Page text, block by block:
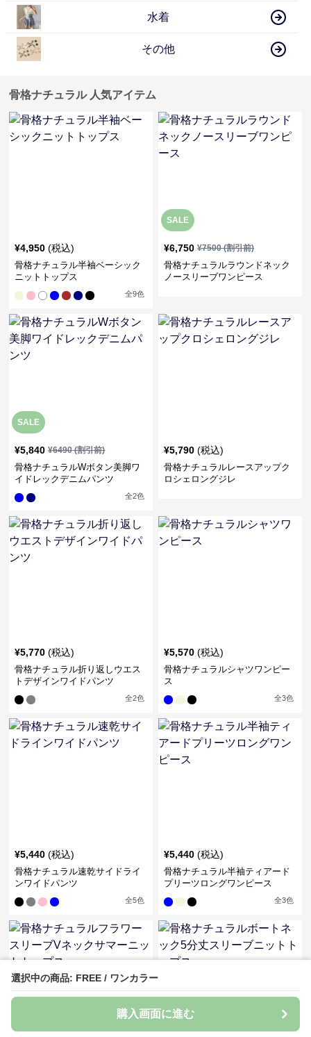
選択中の商品: FREE / ワンカラー
購入画面に進む
水着
その他
骨格ナチュラル 人気アイテム
¥4,950 (税込)
骨格ナチュラル半袖ベーシック
ニットトップス
全9色
SALE
¥6,750 ¥7500(割引前)
骨格ナチュラルラウンドネック
ノースリーブワンピース
SALE
¥5,840 ¥6490(割引前)
骨格ナチュラルWボタン美脚ワ
イドレックデニムパンツ
全2色
¥5,790 (税込)
骨格ナチュラルレースアップク
ロシェロングジレ
¥5,770 (税込)
骨格ナチュラル折り返しウエス
トデザインワイドパンツ
全2色
¥5,570 (税込)
骨格ナチュラルシャツワンピー
ス
全3色
¥5,440 (税込)
骨格ナチュラル速乾サイドライ
ンワイドパンツ
全5色
¥5,440 (税込)
骨格ナチュラル半袖ティアード
プリーツロングワンピース
全3色